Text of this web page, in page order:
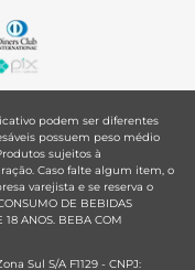
podem ser diferentes
possuem peso médio
sujeitos à
Caso falte algum item, o
varejista e se reserva o
DE BEBIDAS
18 ANOS. BEBA COM
Sul S/A F1129 - CNPJ: